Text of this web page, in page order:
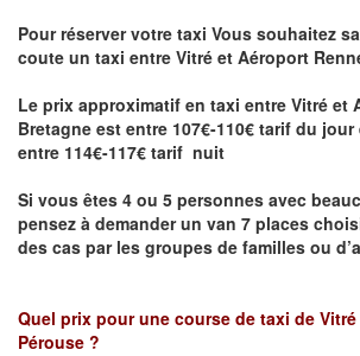
Pour réserver votre taxi Vous souhaitez
coute un taxi entre Vitré et Aéroport
Le prix approximatif en taxi entre Vitré et
Bretagne est entre 107€-110€ tarif du jour
entre 114€-117€ tarif nuit
Si vous êtes 4 ou 5 personnes avec
pensez à demander un van 7 places
des cas par les groupes de familles ou
Quel prix pour une course de taxi de
Pérouse ?